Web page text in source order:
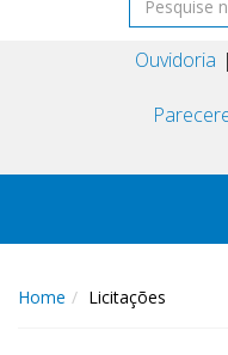
Ouvidoria
Home Licitações